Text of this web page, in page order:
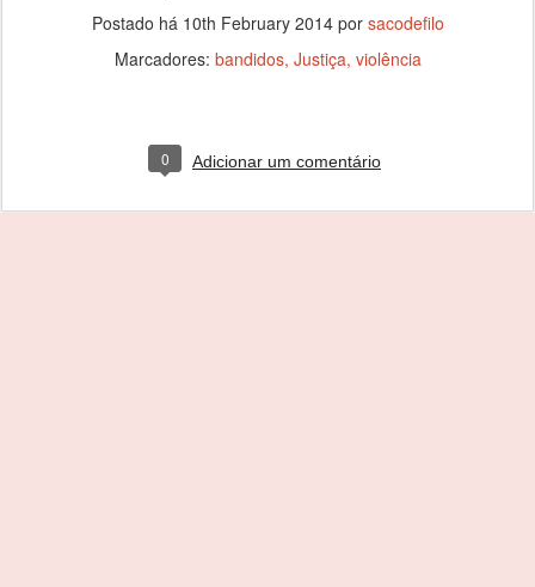
Postado há 10th February 2014por sacodefilo
Marcadores: bandidos Justiça violência
0 Adicionar um comentário